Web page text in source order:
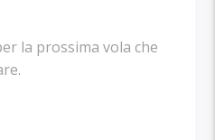
la prossima vola che